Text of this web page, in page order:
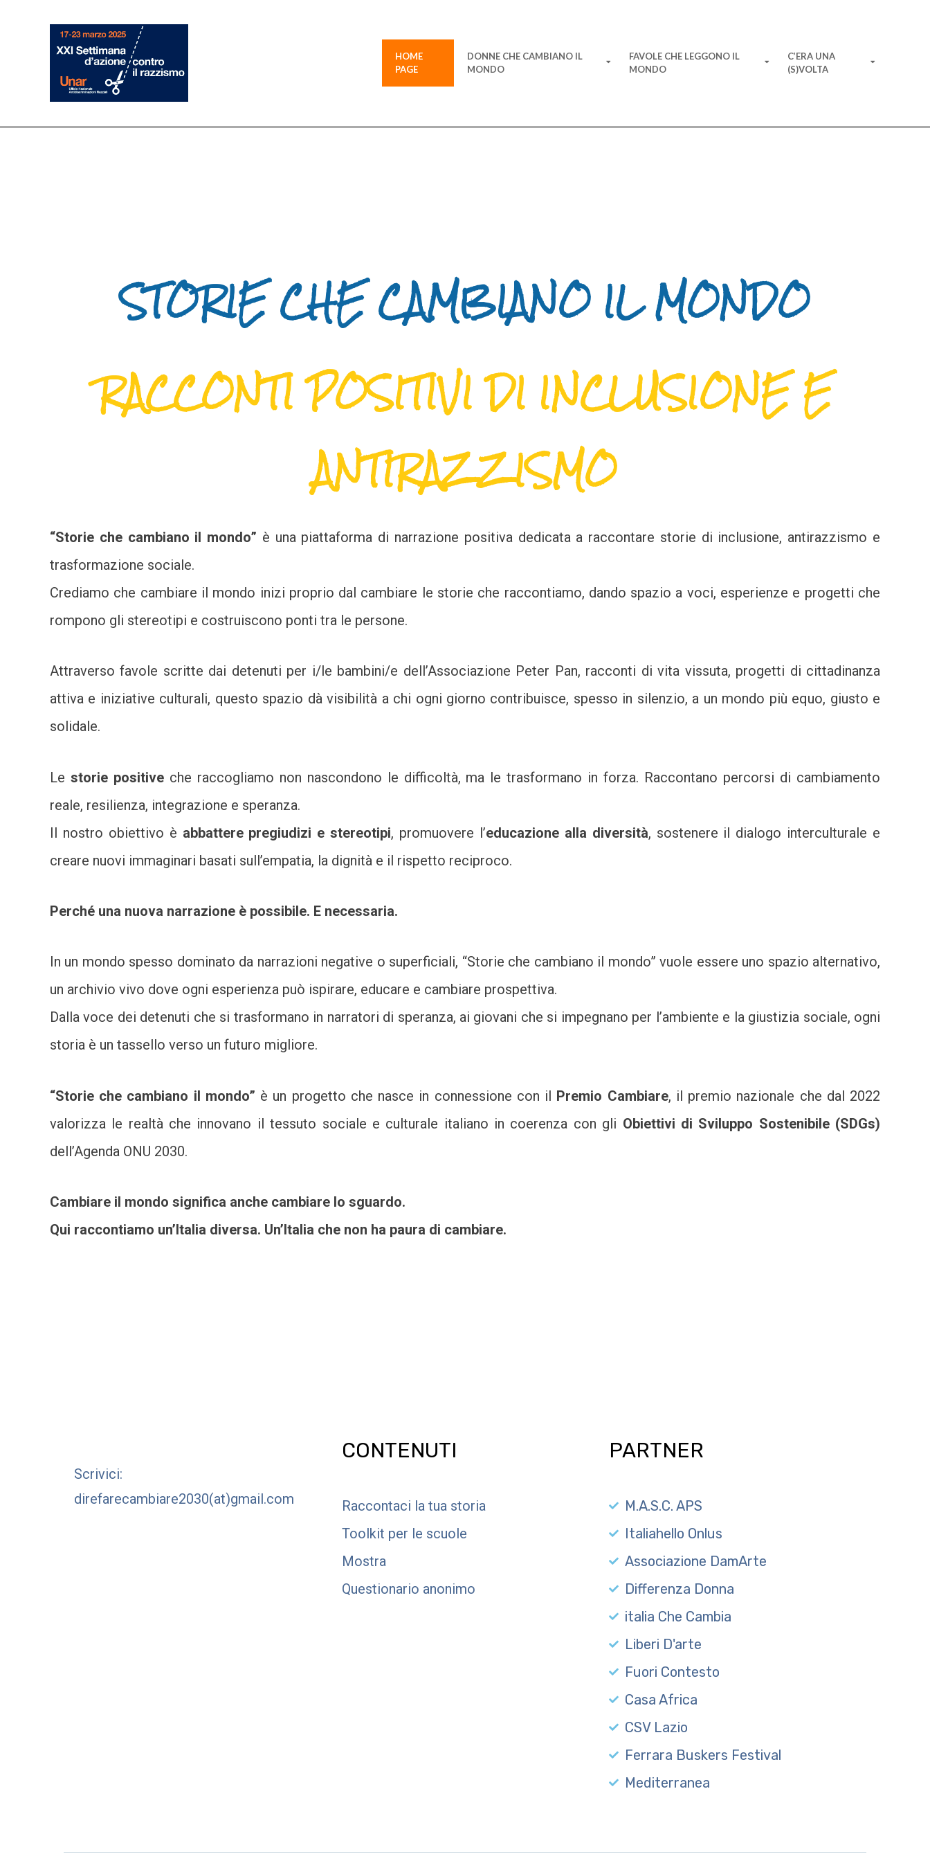
HOME
PAGE
DONNE CHE CAMBIANO IL
MONDO
FAVOLE CHE LEGGONO IL
MONDO
C’ERA UNA
(S)VOLTA
STORIE CHE CAMBIANO IL MONDO
RACCONTI POSITIVI DI INCLUSIONE E
ANTIRAZZISMO
“Storie che cambiano il mondo” è una piattaforma di narrazione positiva dedicata a raccontare storie di inclusione, antirazzismo e
trasformazione sociale.
Crediamo che cambiare il mondo inizi proprio dal cambiare le storie che raccontiamo, dando spazio a voci, esperienze e progetti che
rompono gli stereotipi e costruiscono ponti tra le persone.
Attraversofavole scritte dai detenuti per i/le bambini/e dell’Associazione Peter Pan, racconti di vita vissuta, progetti di cittadinanza
attiva e iniziative culturali, questo spazio dà visibilità a chi ogni giorno contribuisce, spesso in silenzio, a un mondo più equo, giusto e
solidale.
Le storie positiveche raccogliamo non nascondono le difficoltà, ma le trasformano in forza. Raccontano percorsi di cambiamento
reale, resilienza, integrazione e speranza.
Il nostro obiettivo è abbattere pregiudizi e stereotipi, promuovere l’educazione alla diversità, sostenere il dialogo interculturale e
creare nuovi immaginari basati sull’empatia, la dignità e il rispetto reciproco.
Perché una nuova narrazione è possibile. E necessaria.
In un mondo spesso dominato da narrazioni negative o superficiali, “Storie che cambiano il mondo” vuole essere uno spazio alternativo,
un archivio vivo dove ogni esperienza può ispirare, educare e cambiare prospettiva.
Dalla voce dei detenuti che si trasformano in narratori di speranza, ai giovani che si impegnano per l’ambiente e la giustizia sociale, ogni
storia è un tassello verso un futuro migliore.
“Storie che cambiano il mondo” è un progetto che nasce in connessione con il Premio Cambiare, il premio nazionale che dal 2022
valorizza le realtà che innovano il tessuto sociale e culturale italiano in coerenza con gli Obiettivi di Sviluppo Sostenibile (SDGs)
dell’Agenda ONU 2030.
Cambiare il mondo significa anche cambiare lo sguardo.
Qui raccontiamo un’Italia diversa. Un’Italia che non ha paura di cambiare.
Scrivici:
direfarecambiare2030(at)gmail.com
CONTENUTI
Raccontaci la tua storia
Toolkit per le scuole
Mostra
Questionario anonimo
PARTNER
M.A.S.C. APS
Italiahello Onlus
Associazione DamArte
Differenza Donna
italia Che Cambia
Liberi D'arte
Fuori Contesto
Casa Africa
CSV Lazio
Ferrara Buskers Festival
Mediterranea